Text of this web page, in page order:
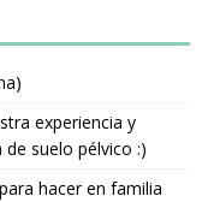
experiencia y
suelo pélvico :)
hacer en familia